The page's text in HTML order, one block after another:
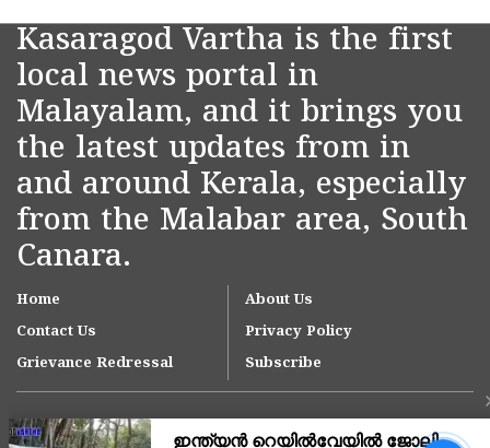
Kasaragod Vartha is the first
local news portal in
Malayalam, and it brings you
the latest updates from in
and around Kerala, especially
from the Malabar area, South
Canara.
Home
About Us
Contact Us
Privacy Policy
Grievance Redressal
Subscribe